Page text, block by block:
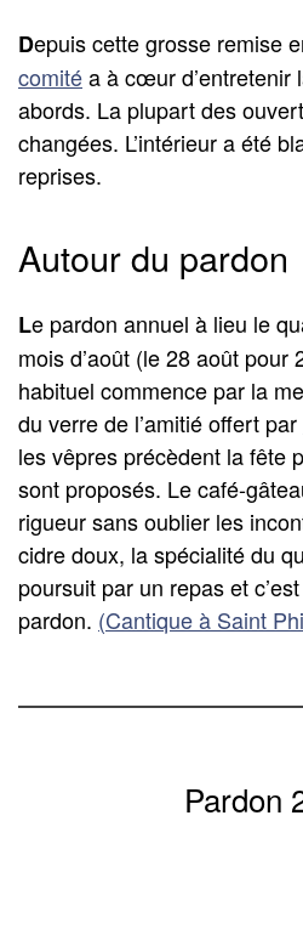
Depuis cette grosse remise
comitéa à cœur d’entretenir
abords. La plupart des
changées. L’intérieur a été
reprises.
Autour du pardon
Le pardon annuel à lieu le
mois d’août (le 28 août pour
habituel commence par la
du verre de l’amitié offert par
les vêpres précèdent la fête
sont proposés. Le café-
rigueur sans oublier les
cidre doux, la spécialité du
poursuit par un repas et
pardon. (Cantique à Saint
Pardon